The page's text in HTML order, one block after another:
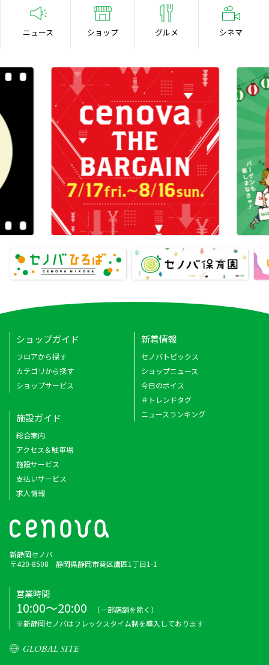
ニュース ショップ グルメ シネマ
ショップガイド
フロアから探す
カテゴリから探す
ショップサービス
新着情報
セノバトピックス
ショップニュース
今日のボイス
＃トレンドタグ
ニュースランキング
施設ガイド
総合案内
アクセス＆駐車場
施設サービス
支払いサービス
求人情報
新静岡セノバ
〒420-8508 静岡県静岡市葵区鷹匠1丁目1-1
営業時間
10:00～20:00
（一部店舗を除く）
※新静岡セノバはフレックスタイム制を導入しております
GLOBAL SITE